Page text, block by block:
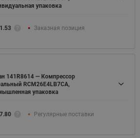
упаковка
Заказная позиция
141R8614 — Компрессор
RCM26E4LB7CA,
упаковка
Регулярные поставки